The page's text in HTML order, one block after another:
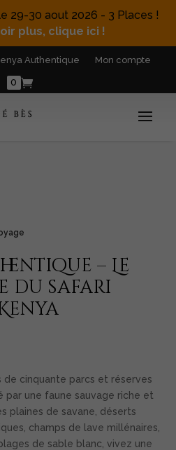
29-30 aout 2026 - 3 Places !
plus, clique ici !
Authentique Mon compte
0
– Le
du safari
de cinquante parcs et réserves
par une faune sauvage riche et
plaines de savane, déserts
champs de lave millénaires,
de sable blanc, vivez une